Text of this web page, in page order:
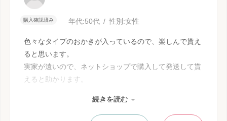
購入確認済み 年代:50代 性別:女性
色々なタイプのおかきが入っているので、楽しんで貰え
ると思います。
実家が遠いので、ネットショップで購入して発送して貰
えると助かります。
続きを読む